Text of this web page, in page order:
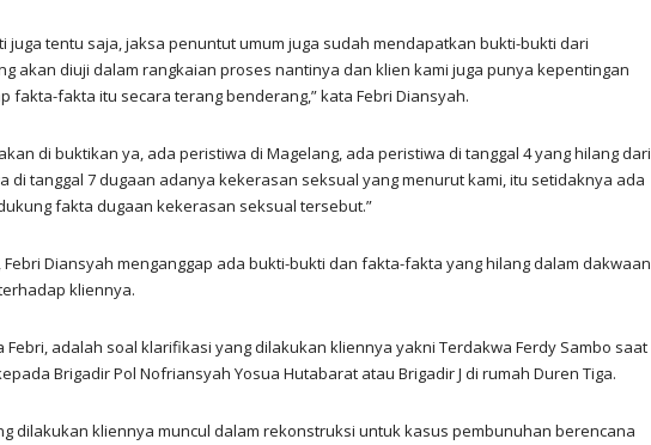
juga tentu saja, jaksa penuntut umum juga sudah mendapatkan bukti-bukti dari
akan diuji dalam rangkaian proses nantinya dan klien kami juga punya kepentingan
fakta-fakta itu secara terang benderang,” kata Febri Diansyah.
di buktikan ya, ada peristiwa di Magelang, ada peristiwa di tanggal 4 yang hilang dari
di tanggal 7 dugaan adanya kekerasan seksual yang menurut kami, itu setidaknya ada
fakta dugaan kekerasan seksual tersebut.”
Diansyah menganggap ada bukti-bukti dan fakta-fakta yang hilang dalam dakwaan
kliennya.
Febri, adalah soal klarifikasi yang dilakukan kliennya yakni Terdakwa Ferdy Sambo saat
Brigadir Pol Nofriansyah Yosua Hutabarat atau Brigadir J di rumah Duren Tiga.
dilakukan kliennya muncul dalam rekonstruksi untuk kasus pembunuhan berencana